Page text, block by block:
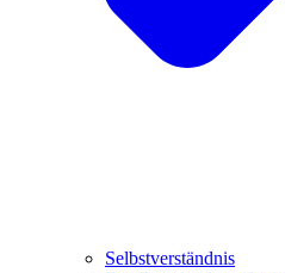
Selbstverständnis